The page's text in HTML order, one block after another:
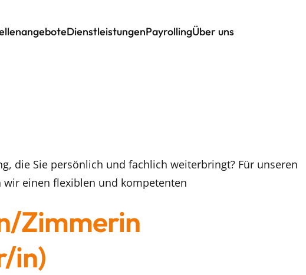
DienstleistungenPayrollingÜber uns
die Sie persönlich und fachlich weiterbringt? Für unseren
wir einen flexiblen und kompetenten
Zimmerin
in)